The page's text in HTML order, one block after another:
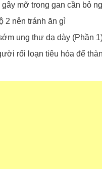
mỡ trong gan cần bỏ
2 nên tránh ăn gì
ung thư dạ dày (Phần
rối loạn tiêu hóa để